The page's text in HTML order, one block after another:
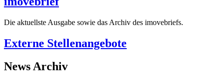
Die aktuellste Ausgabe sowie das Archiv des imovebriefs.
Externe Stellenangebote
News Archiv